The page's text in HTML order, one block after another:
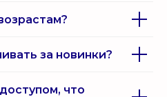
за новинки?
что